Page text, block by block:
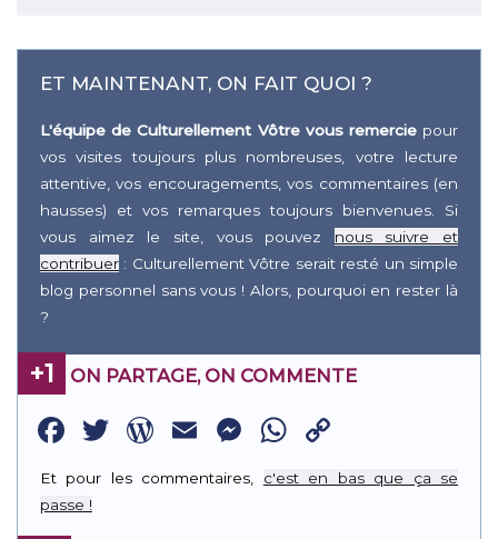
ET MAINTENANT, ON FAIT QUOI ?
L'équipe de Culturellement Vôtre vous remerciepour
vos visites toujours plus nombreuses, votre lecture
attentive, vos encouragements, vos commentaires (en
hausses) et vos remarques toujours bienvenues. Si
vous aimez le site, vous pouvez nous suivre et
contribuer : Culturellement Vôtre serait resté un simple
blog personnel sans vous ! Alors, pourquoi en rester là
?
+1 ON PARTAGE, ON COMMENTE
Facebook
Twitter
WordPress
EmailMessenger
WhatsApp
Link
Et pour les commentaires, c'est en bas que ça se
passe !